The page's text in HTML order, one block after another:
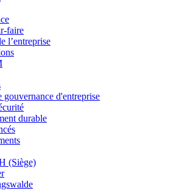
faire
l’entreprise
gouvernance d'entreprise
durable
(Siège)